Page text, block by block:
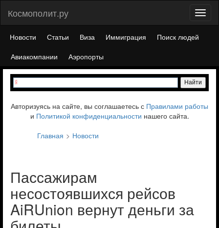
Космополит.ру
Новости Статьи Виза Иммиграция
Поиск людей
Авиакомпании
Аэропорты
Авторизуясь на сайте, вы соглашаетесь с Правилами работы
и Политикой конфиденциальности нашего сайта.
Главная
Новости
Пассажирам
несостоявшихся рейсов
AiRUnion вернут деньги за